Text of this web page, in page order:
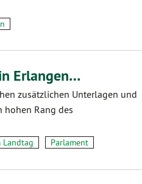
Erlangen…
zusätzlichen Unterlagen und
Rang des
Landtag Parlament